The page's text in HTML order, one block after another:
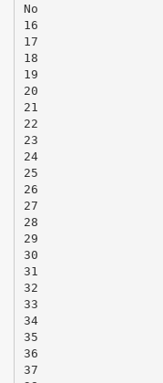
No
16
17
18
19
20
21
22
23
24
25
26
27
28
29
30
31
32
33
34
35
36
37